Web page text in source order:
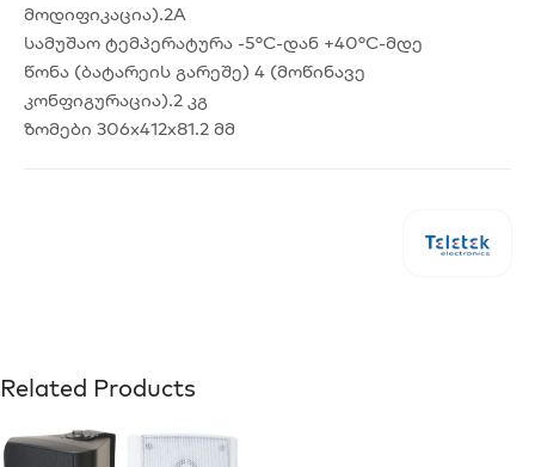
მოდიფიკაცია).2A
სამუშაო ტემპერატურა -5°C-დან +40°C-მდე
წონა (ბატარეის გარეშე) 4 (მოწინავე
კონფიგურაცია).2 კგ
ზომები 306x412x81.2 მმ
Related Products